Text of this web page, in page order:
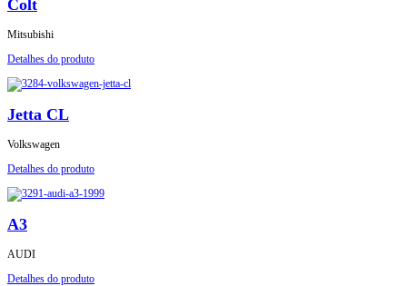
Colt
Mitsubishi
Detalhes do produto
Jetta CL
Volkswagen
Detalhes do produto
A3
AUDI
Detalhes do produto